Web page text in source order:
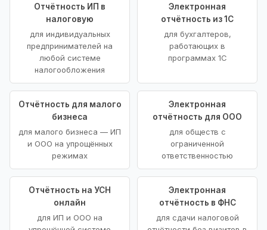
Отчётность ИП в
налоговую
для индивидуальных
предпринимателей на
любой системе
налогообложения
Электронная
отчётность из 1С
для бухгалтеров,
работающих в
программах 1С
Отчётность для малого
бизнеса
для малого бизнеса — ИП
и ООО на упрощённых
режимах
Электронная
отчётность для ООО
для обществ с
ограниченной
ответственностью
Отчётность на УСН
онлайн
для ИП и ООО на
Электронная
отчётность в ФНС
для сдачи налоговой